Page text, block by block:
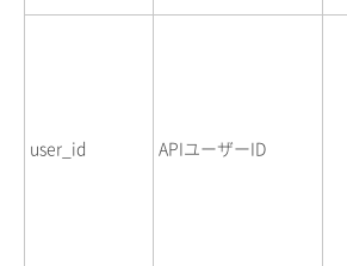
user_id APIユーザーID